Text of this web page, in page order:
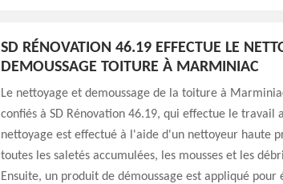
SD RÉNOVATION 46.19 EFFECTUE LE
DEMOUSSAGE TOITURE À MARMINIAC
Le nettoyage et demoussage de la toiture à
confiés à SD Rénovation 46.19, qui effectue le travail
nettoyage est effectué à l'aide d'un nettoyeur haute
toutes les saletés accumulées, les mousses et les
Ensuite, un produit de démoussage est appliqué pour